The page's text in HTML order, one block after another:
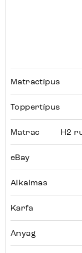
Matractípus
Toppertípus
Matrac H2
eBay
Alkalmas
Karfa
Anyag